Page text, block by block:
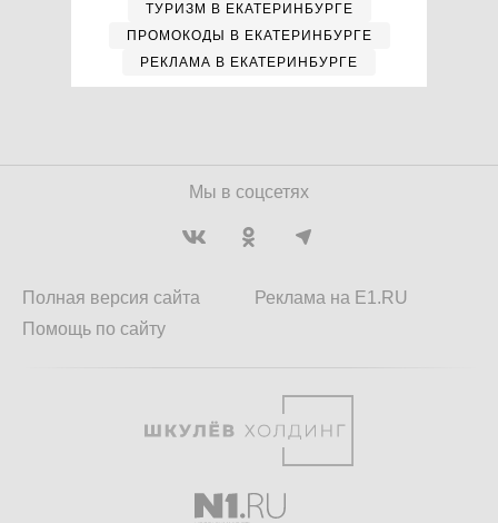
ТУРИЗМ В ЕКАТЕРИНБУРГЕ
ПРОМОКОДЫ В ЕКАТЕРИНБУРГЕ
РЕКЛАМА В ЕКАТЕРИНБУРГЕ
Мы в соцсетях
Полная версия сайта
Помощь по сайту
Реклама на E1.RU